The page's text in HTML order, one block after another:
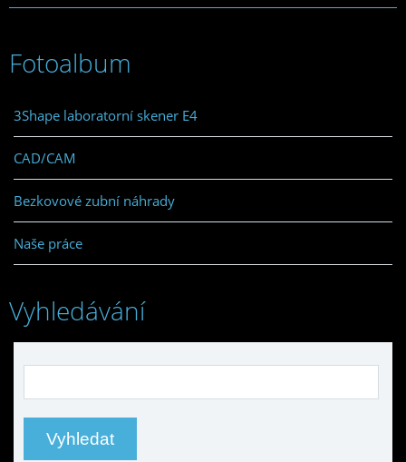
Fotoalbum
3Shape laboratorní skener E4
CAD/CAM
Bezkovové zubní náhrady
Naše práce
Vyhledávání